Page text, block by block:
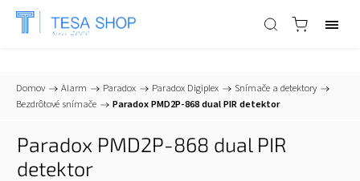
📞+421 903 553 805 info@tesa-systems.sk
Domov / Alarm / Paradox / Paradox Digiplex / Snímače a detektory /
Bezdrôtové snímače / Paradox PMD2P-868 dual PIR detektor
Paradox PMD2P-868 dual PIR
detektor